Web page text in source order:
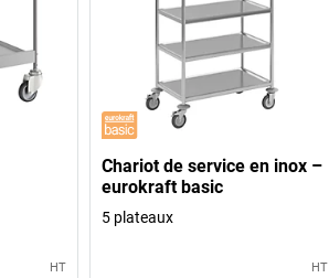
HT
Chariot de service en inox –
eurokraft basic
5 plateaux
HT